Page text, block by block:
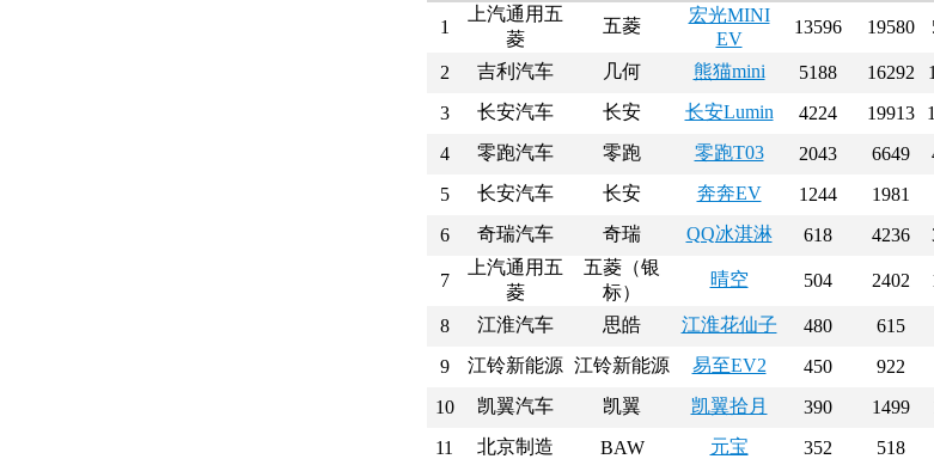
1
上汽通用五
菱
五菱
宏光MINI
EV
13596 19580
2 吉利汽车 几何 熊猫mini 5188 16292
3
长安汽车 长安 长安Lumin 4224 19913
4
零跑汽车 零跑 零跑T03 2043 6649
5
长安汽车 长安 奔奔EV 1244 1981
6
奇瑞汽车 奇瑞 QQ冰淇淋 618 4236
7
上汽通用五
菱
五菱（银
标）
晴空 504 2402
8 江淮汽车 思皓 江淮花仙子 480 615
9
江铃新能源 江铃新能源 易至EV2 450 922
10
凯翼汽车 凯翼 凯翼拾月 390 1499
11
北京制造 BAW 元宝 352 518